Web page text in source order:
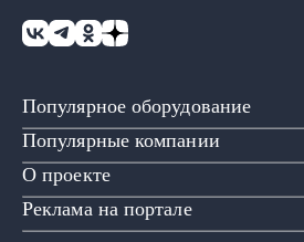
Популярное оборудование
Популярные компании
О проекте
Реклама на портале